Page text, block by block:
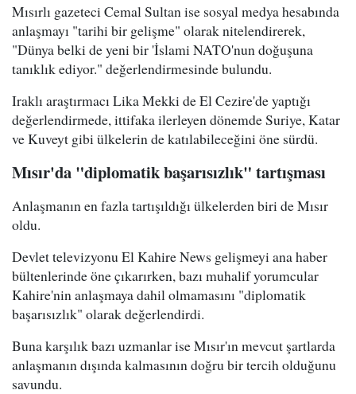
Mısırlı gazeteci Cemal Sultan ise sosyal medya hesabında
anlaşmayı "tarihi bir gelişme" olarak nitelendirerek,
"Dünya belki de yeni bir 'İslami NATO'nun doğuşuna
tanıklık ediyor." değerlendirmesinde bulundu.
Iraklı araştırmacı Lika Mekki de El Cezire'de yaptığı
değerlendirmede, ittifaka ilerleyen dönemde Suriye, Katar
ve Kuveyt gibi ülkelerin de katılabileceğini öne sürdü.
Mısır'da "diplomatik başarısızlık" tartışması
Anlaşmanın en fazla tartışıldığı ülkelerden biri de Mısır
oldu.
Devlet televizyonu El Kahire News gelişmeyi ana haber
bültenlerinde öne çıkarırken, bazı muhalif yorumcular
Kahire'nin anlaşmaya dahil olmamasını "diplomatik
başarısızlık" olarak değerlendirdi.
Buna karşılık bazı uzmanlar ise Mısır'ın mevcut şartlarda
anlaşmanın dışında kalmasının doğru bir tercih olduğunu
savundu.